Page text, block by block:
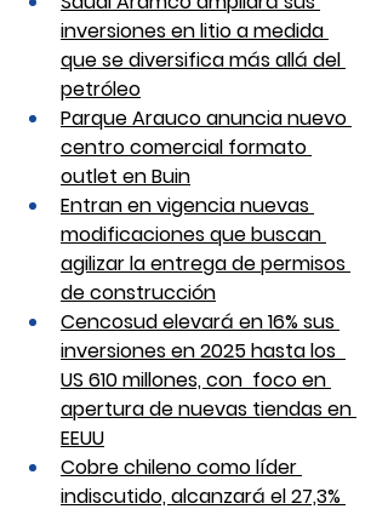
inversiones en litio a medida
que se diversifica más allá del
petróleo
Parque Arauco anuncia nuevo
centro comercial formato
outlet en Buin
Entran en vigencia nuevas
modificaciones que buscan
agilizar la entrega de permisos
de construcción
Cencosud elevará en 16% sus
inversiones en 2025 hasta los
US 610 millones, con  foco en
apertura de nuevas tiendas en
EEUU
Cobre chileno como líder
indiscutido, alcanzará el 27,3%